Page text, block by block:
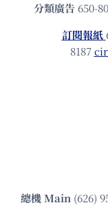
分類廣告 650-
訂閱報紙
8187
總機Main (626)